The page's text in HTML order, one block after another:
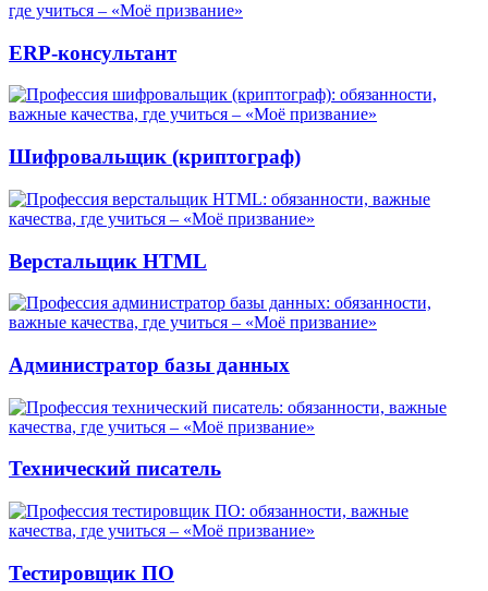
ERP-консультант
Шифровальщик (криптограф)
Верстальщик HTML
Администратор базы данных
Технический писатель
Тестировщик ПО